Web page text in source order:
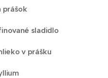
prášok
sladidlo
v prášku